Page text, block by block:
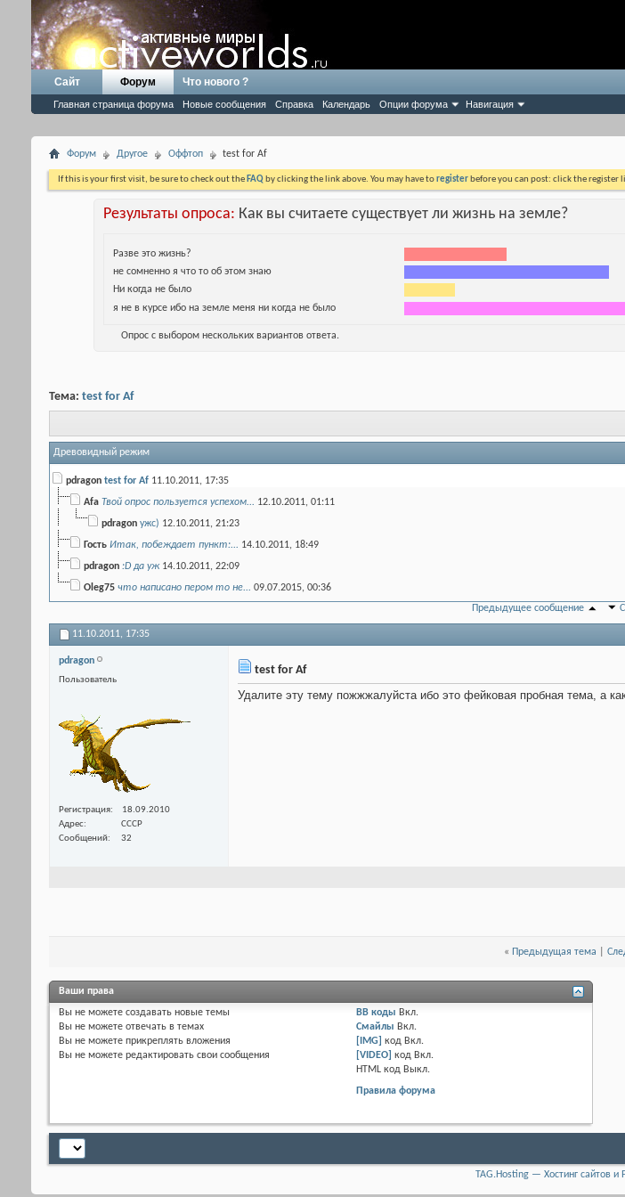
Сайт Форум
Главная страница форума Новые сообщения Справка Календарь Опции форума Навигация
Что нового ?
Форум Другое Оффтоп test for Af
If this is your first visit, be sure to check out the FAQ by clicking the link above. You may have toregister before you can post: click the register
Результаты опроса: Как вы считаете существует ли жизнь на земле?
Разве это жизнь?
не сомненно я что то об этом знаю
Ни когда не было
я не в курсе ибо на земле меня ни когда не было
Опрос с выбором нескольких вариантов ответа.
Тема: test for Af
Древовидный режим
pdragon test for Af 11.10.2011, 17:35
Afa Твой опрос пользуется успехом... 12.10.2011, 01:11
pdragon ужс) 12.10.2011, 21:23
Гость Итак, побеждает пункт:... 14.10.2011, 18:49
pdragon :D да уж14.10.2011, 22:09
Оlеg75 что написано пером то не... 09.07.2015, 00:36
Предыдущее сообщение
11.10.2011, 17:35
pdragon
Пользователь
Регистрация
18.09.2010
Адрес
СССР
Сообщений
32
test for Af
Удалите эту тему пожжжалуйста ибо это фейковая пробная тема, а
« Предыдущая тема
Ваши права
Вы не можете создавать новые темы
Вы не можете отвечать в темах
Вы не можете прикреплять вложения
Вы не можете редактировать свои сообщения
BB коды Вкл.
Смайлы Вкл.
[IMG] кодВкл.
[VIDEO] кодВкл.
HTML кодВыкл.
Правила форума
TAG.Hosting — Хостинг сайтов и